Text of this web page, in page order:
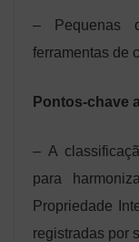
– Pequenas
ferramentas de
Pontos-chave
– A
para
Propriedade
registradas por